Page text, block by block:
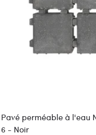
Pavé perméable à l'eau
6 - Noir